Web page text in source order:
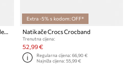
Extra -5% s kodom: OFF*
Natikače Crocs Crocband
Trenutna cijena:
52,99 €
Regularna cijena:66,90 €
Najniža cijena:55,99 €